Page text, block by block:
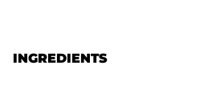
tINGREDIENTS